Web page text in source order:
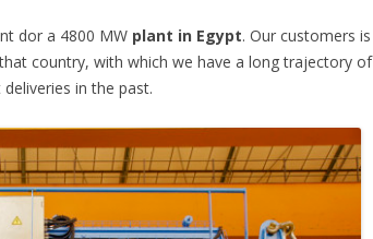
dor a 4800 MW plant in Egypt. Our customers is
country, with which we have a long trajectory of
in the past.